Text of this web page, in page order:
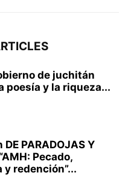
de juchitán
poesía y la riqueza...
DE PARADOJAS Y
Pecado,
redención”...